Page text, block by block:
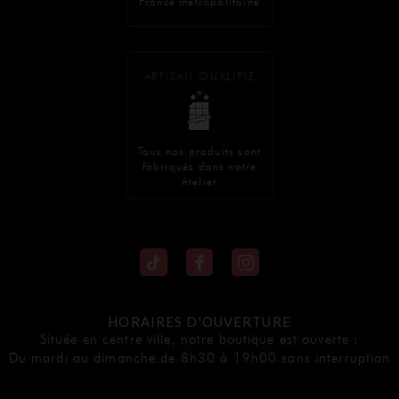
ARTISAN QUALIFIÉ
Tous nos produits sont
fabriqués dans notre
Atelier
HORAIRES D'OUVERTURE
Située en centre ville, notre boutique est ouverte :
Du mardi au dimanche de 8h30 à 19h00 sans interruption